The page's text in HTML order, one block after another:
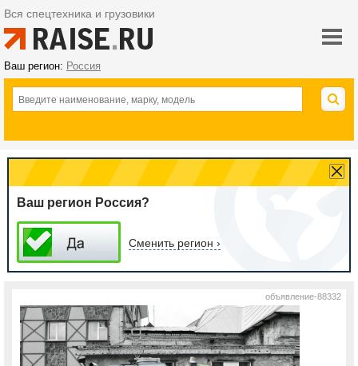
Вся спецтехника и грузовики
Ваш регион: Россия
Ваш регион Россия?
Сменить регион ›
объявление-88332